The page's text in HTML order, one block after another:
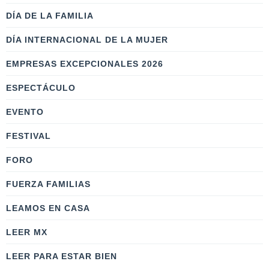
DÍA DE LA FAMILIA
DÍA INTERNACIONAL DE LA MUJER
EMPRESAS EXCEPCIONALES 2026
ESPECTÁCULO
EVENTO
FESTIVAL
FORO
FUERZA FAMILIAS
LEAMOS EN CASA
LEER MX
LEER PARA ESTAR BIEN